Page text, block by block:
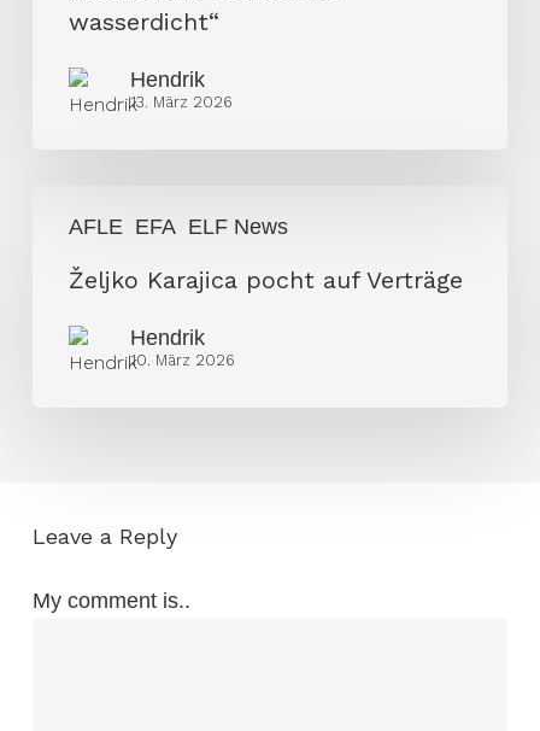
wasserdicht“
Hendrik
13. März 2026
AFLE EFA ELF News
Karajica
pocht
Verträge
Željko Karajica pocht auf Verträge
Hendrik
10. März 2026
Leave a Reply
My comment is..